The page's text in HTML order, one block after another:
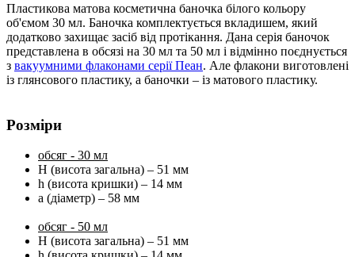
Пластикова матова косметична баночка білого кольору
об'ємом 30 мл. Баночка комплектується вкладишем, який
додатково захищає засіб від протікання. Дана серія баночок
представлена ​​в обсязі на 30 мл та 50 мл і відмінно поєднується
з вакуумними флаконами серії Пеан. Але флакони виготовлені
із глянсового пластику, а баночки – із матового пластику.
Розміри
обсяг - 30 мл
H (висота загальна) – 51 мм
h (висота кришки) – 14 мм
a (діаметр) – 58 мм
обсяг - 50 мл
H (висота загальна) – 51 мм